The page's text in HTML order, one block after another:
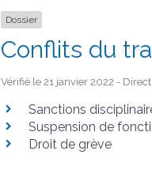
Dossier
Conflits du
Vérifié le 21 janvier 2022 -
Sanctions
Suspension de
Droit de grève